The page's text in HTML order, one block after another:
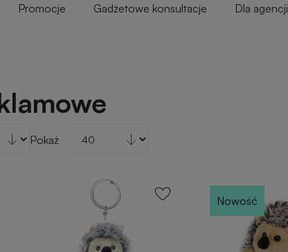
Promocje Gadżetowe konsultacje Dla agencji
Pokaż
Nowość